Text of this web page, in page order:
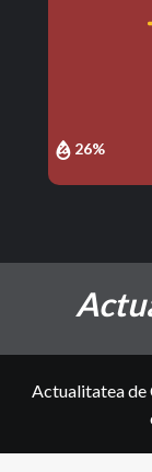
26%
Actualitatea de